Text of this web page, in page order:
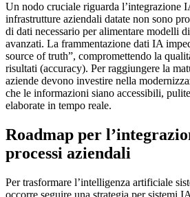
Un nodo cruciale riguarda l’integrazione
infrastrutture aziendali datate non sono
di dati necessario per alimentare modelli
avanzati. La frammentazione dati IA
source of truth”, compromettendo la
risultati (accuracy). Per raggiungere la
aziende devono investire nella
che le informazioni siano accessibili,
elaborate in tempo reale.
Roadmap per
processi aziendali
Per trasformare l’intelligenza artificiale
occorre seguire una strategia per sistemi